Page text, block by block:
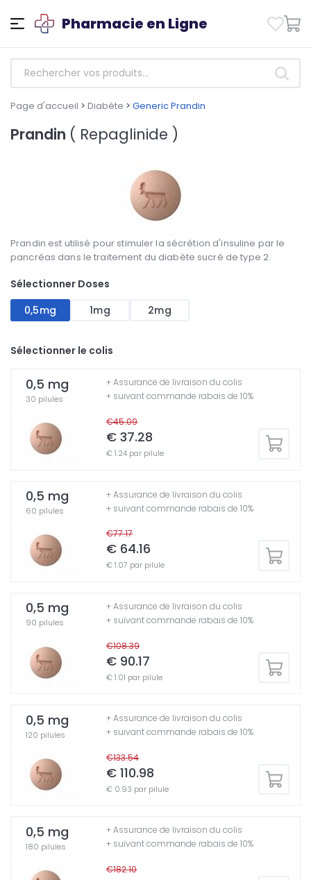
Pharmacie en Ligne
Page d'accueil > Diabète > Generic Prandin
Prandin ( Repaglinide )
Prandin est utilisé pour stimuler la sécrétion d'insuline par le
pancréas dans le traitement du diabète sucré de type 2.
Sélectionner Doses
0,5mg
1mg 2mg
Sélectionner le colis
0,5 mg
30 pilules
€45.09
€ 37.28
€ 1.24 par pilule
+ Assurance de livraison du colis
+ suivant commande rabais de 10%
0,5 mg
60 pilules
€77.17
€ 64.16
€ 1.07 par pilule
+ Assurance de livraison du colis
+ suivant commande rabais de 10%
0,5 mg
90 pilules
€108.39
€ 90.17
€ 1.01 par pilule
+ Assurance de livraison du colis
+ suivant commande rabais de 10%
0,5 mg
120 pilules
€133.54
€ 110.98
€ 0.93 par pilule
+ Assurance de livraison du colis
+ suivant commande rabais de 10%
0,5 mg
180 pilules
€182.10
+ Assurance de livraison du colis
+ suivant commande rabais de 10%